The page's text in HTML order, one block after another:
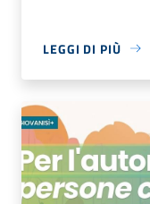
LEGGI DI PIÙ